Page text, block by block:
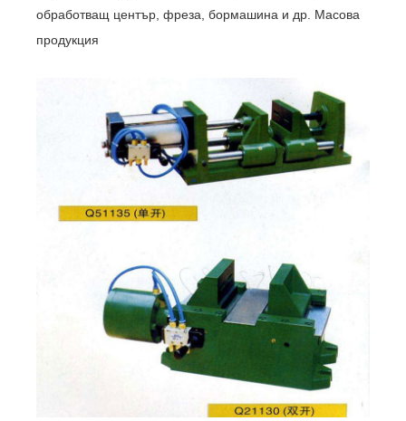
обработващ център, фреза, бормашина и др. Масова
продукция